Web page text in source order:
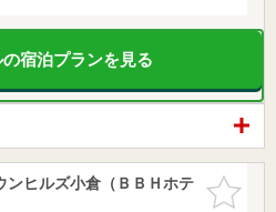
宿泊プランを見る
お気に入
りに追加
ヒルズ小倉（ＢＢＨホテ